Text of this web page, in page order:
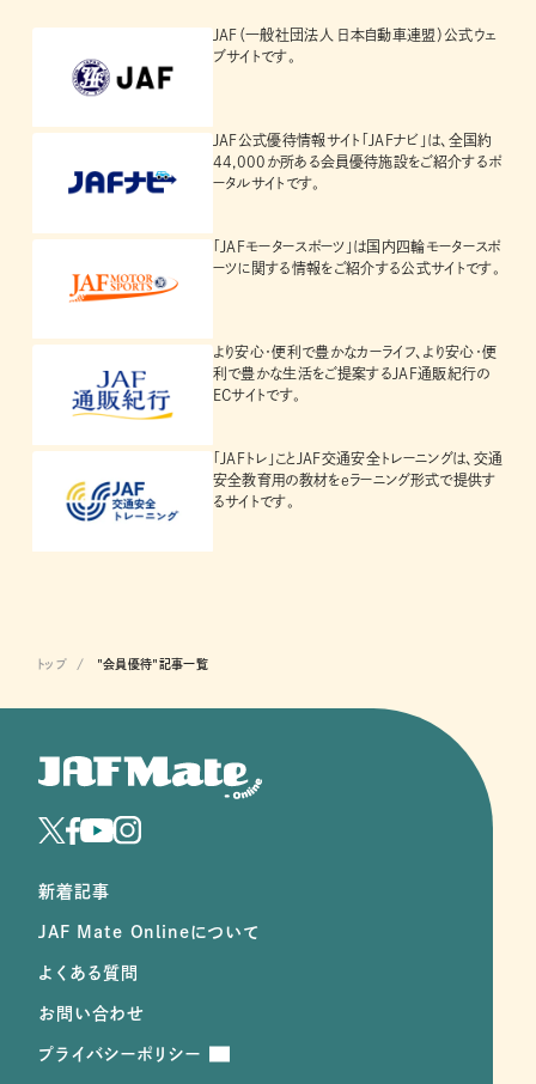
JAF（一般社団法人 日本自動車連盟）公式ウェ
ブサイトです。
JAF公式優待情報サイト「JAFナビ」は、全国約
44,000か所ある会員優待施設をご紹介するポ
ータルサイトです。
「JAFモータースポーツ」は国内四輪モータースポ
ーツに関する情報をご紹介する公式サイトです。
より安心・便利で豊かなカーライフ、より安心・便
利で豊かな生活をご提案するJAF通販紀行の
ECサイトです。
「JAFトレ」ことJAF交通安全トレーニングは、交通
安全教育用の教材をeラーニング形式で提供す
るサイトです。
トップ "会員優待"記事一覧
新着記事
JAF Mate Onlineについて
よくある質問
お問い合わせ
プライバシーポリシー